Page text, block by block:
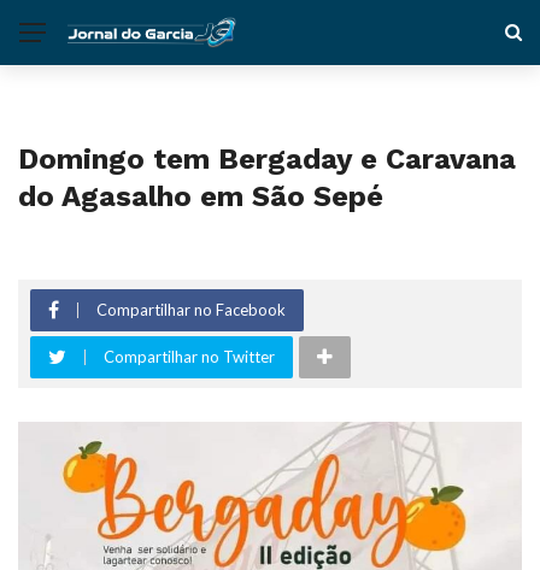
Domingo tem Bergaday e Caravana
do Agasalho em São Sepé
Compartilhar no Facebook
Compartilhar no Twitter